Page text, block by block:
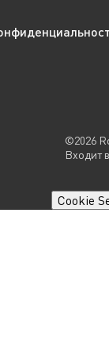
©2026
Входит
Cookie